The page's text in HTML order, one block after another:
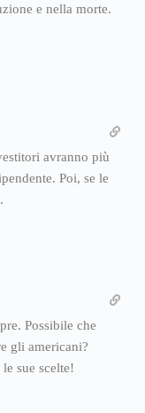
e nella morte.
avranno più
Poi, se le
Possibile che
gli americani?
sue scelte!